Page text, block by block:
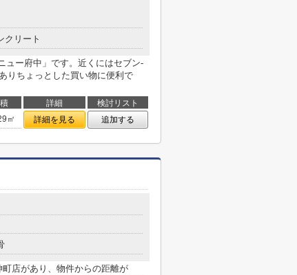
クリート
ュー府中」です。近くにはセブン-
りちょっとした買い物に便利で
詳細
検討リスト
㎡ 詳細を見る 追加する
店があり、物件からの距離が